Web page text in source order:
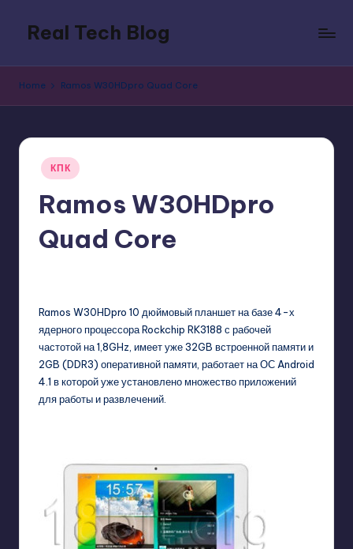
content
Real Tech Blog
on
and
digital
policy.
Home Ramos W30HDpro Quad Core
Posted
in
КПК
Ramos W30HDpro
Quad Core
Ramos W30HDpro 10 дюймовый планшет на базе 4-х
ядерного процессора Rockchip RK3188 с рабочей
частотой на 1,8GHz, имеет уже 32GB встроенной памяти и
2GB (DDR3) оперативной памяти, работает на ОС Android
4.1 в которой уже установлено множество приложений
для работы и развлечений.